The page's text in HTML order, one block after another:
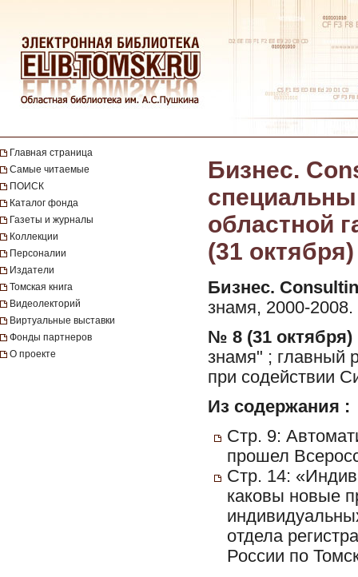
Главная страница
Самые читаемые
ПОИСК
Каталог фонда
Газеты и журналы
Коллекции
Персоналии
Издатели
Томская книга
Видеолекторий
Виртуальные выставки
Фонды партнеров
О проекте
Бизнес.
областной
(31 октября)
Бизнес.
знамя, 2000-2008.
№ 8 (31 октября)
знамя" ; главный
при содействии
Из содержания :
Стр. 9:
прошел
Стр. 14:
каковы новые
отдела
России по